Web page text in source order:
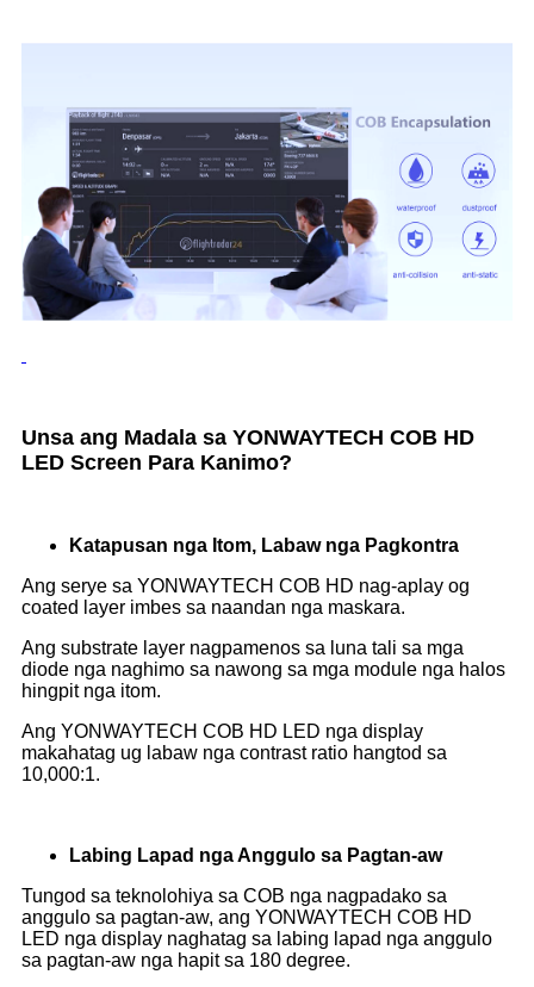
Unsa ang Madala sa YONWAYTECH COB HD
LED Screen Para Kanimo?
Katapusan nga Itom, Labaw nga Pagkontra
Ang serye sa YONWAYTECH COB HD nag-aplay og
coated layer imbes sa naandan nga maskara.
Ang substrate layer nagpamenos sa luna tali sa mga
diode nga naghimo sa nawong sa mga module nga halos
hingpit nga itom.
Ang YONWAYTECH COB HD LED nga display
makahatag ug labaw nga contrast ratio hangtod sa
10,000:1.
Labing Lapad nga Anggulo sa Pagtan-aw
Tungod sa teknolohiya sa COB nga nagpadako sa
anggulo sa pagtan-aw, ang YONWAYTECH COB HD
LED nga display naghatag sa labing lapad nga anggulo
sa pagtan-aw nga hapit sa 180 degree.